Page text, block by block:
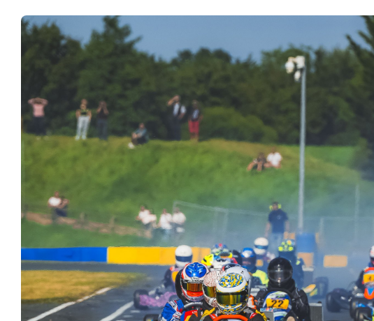
Les 50 ans du club
Dons aux associations
Virage par Virage
Accès au circuit
Horaires d'ouverture
Equipements Vidéo